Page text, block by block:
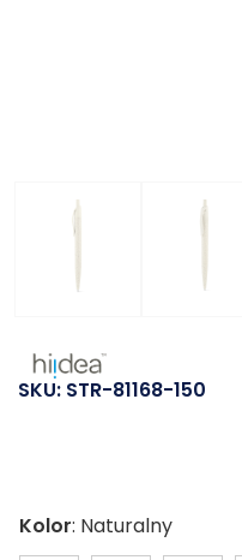
SKU: STR-81168-150
Kolor: Naturalny